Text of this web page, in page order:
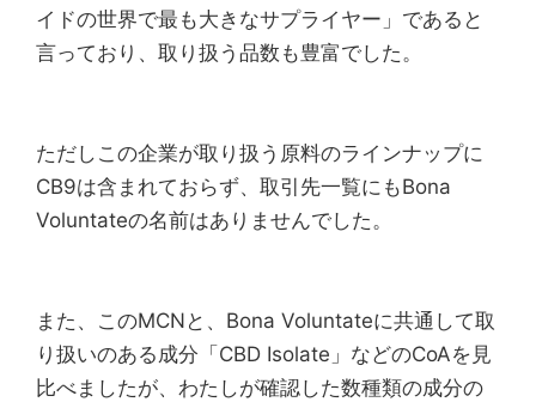
イドの世界で最も大きなサプライヤー」であると
言っており、取り扱う品数も豊富でした。
ただしこの企業が取り扱う原料のラインナップに
CB9は含まれておらず、取引先一覧にもBona
Voluntateの名前はありませんでした。
また、このMCNと、Bona Voluntateに共通して取
り扱いのある成分「CBD Isolate」などのCoAを見
比べましたが、わたしが確認した数種類の成分の